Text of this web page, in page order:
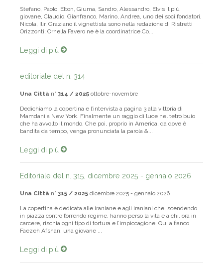
Stefano, Paolo, Elton, Giuma, Sandro, Alessandro, Elvis il più
giovane, Claudio, Gianfranco, Marino, Andrea, uno dei soci fondatori,
Nicola, Ilir, Graziano il vignettista sono nella redazione di Ristretti
Orizzonti; Ornella Favero ne è la coordinatrice.Co...
Leggi di più
editoriale del n. 314
Una Città n° 314 / 2025 ottobre-novembre
Dedichiamo la copertina e l’intervista a pagina 3 alla vittoria di
Mamdani a New York. Finalmente un raggio di luce nel tetro buio
che ha avvolto il mondo. Che poi, proprio in America, da dove è
bandita da tempo, venga pronunciata la parola &...
Leggi di più
Editoriale del n. 315, dicembre 2025 - gennaio 2026
Una Città n° 315 / 2025 dicembre 2025 - gennaio 2026
La copertina è dedicata alle iraniane e agli iraniani che, scendendo
in piazza contro l’orrendo regime, hanno perso la vita e a chi, ora in
carcere, rischia ogni tipo di tortura e l’impiccagione. Qui a fianco
Faezeh Afshan, una giovane ...
Leggi di più